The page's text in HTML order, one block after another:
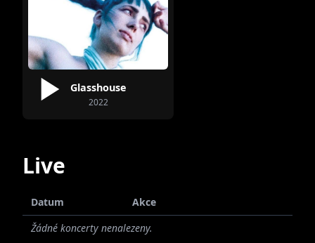
Glasshouse
2022
Live
Datum
Akce
Žádné koncerty nenalezeny.